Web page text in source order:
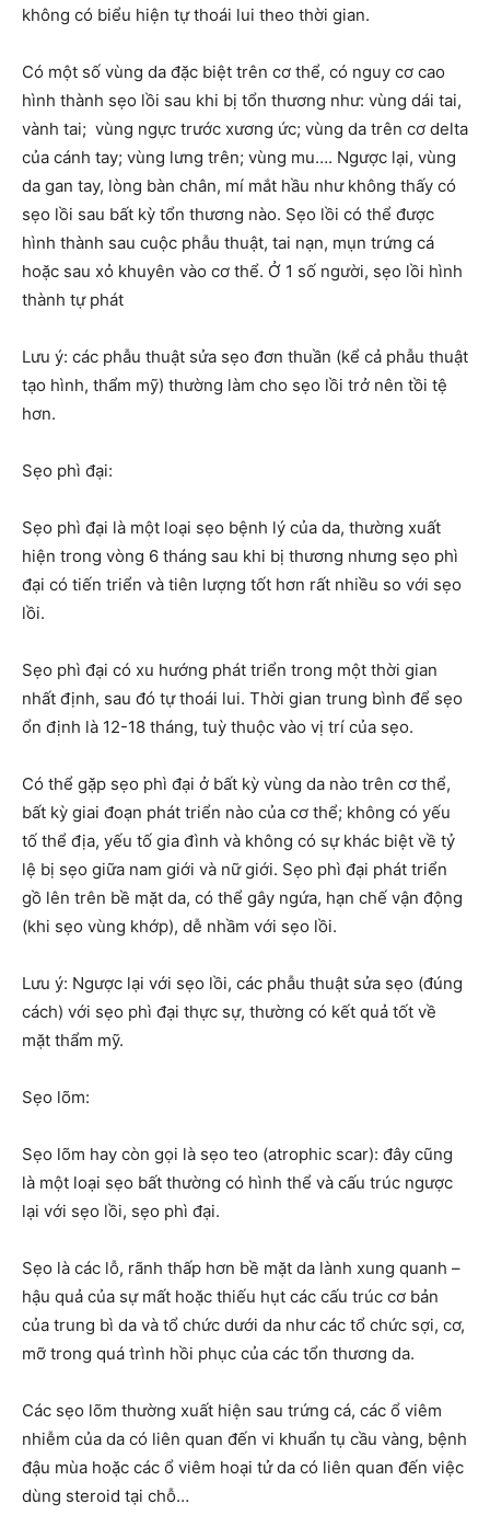
không có biểu hiện tự thoái lui theo thời gian.
Có một số vùng da đặc biệt trên cơ thể, có nguy cơ cao
hình thành sẹo lồi sau khi bị tổn thương như: vùng dái tai,
vành tai; vùng ngực trước xương ức; vùng da trên cơ delta
của cánh tay; vùng lưng trên; vùng mu…. Ngược lại, vùng
da gan tay, lòng bàn chân, mí mắt hầu như không thấy có
sẹo lồi sau bất kỳ tổn thương nào. Sẹo lồi có thể được
hình thành sau cuộc phẫu thuật, tai nạn, mụn trứng cá
hoặc sau xỏ khuyên vào cơ thể. Ở 1 số người, sẹo lồi hình
thành tự phát
Lưu ý: các phẫu thuật sửa sẹo đơn thuần (kể cả phẫu thuật
tạo hình, thẩm mỹ) thường làm cho sẹo lồi trở nên tồi tệ
hơn.
Sẹo phì đại:
Sẹo phì đại là một loại sẹo bệnh lý của da, thường xuất
hiện trong vòng 6 tháng sau khi bị thương nhưng sẹo phì
đại có tiến triển và tiên lượng tốt hơn rất nhiều so với sẹo
lồi.
Sẹo phì đại có xu hướng phát triển trong một thời gian
nhất định, sau đó tự thoái lui. Thời gian trung bình để sẹo
ổn định là 12-18 tháng, tuỳ thuộc vào vị trí của sẹo.
Có thể gặp sẹo phì đại ở bất kỳ vùng da nào trên cơ thể,
bất kỳ giai đoạn phát triển nào của cơ thể; không có yếu
tố thể địa, yếu tố gia đình và không có sự khác biệt về tỷ
lệ bị sẹo giữa nam giới và nữ giới. Sẹo phì đại phát triển
gồ lên trên bề mặt da, có thể gây ngứa, hạn chế vận động
(khi sẹo vùng khớp), dễ nhầm với sẹo lồi.
Lưu ý: Ngược lại với sẹo lồi, các phẫu thuật sửa sẹo (đúng
cách) với sẹo phì đại thực sự, thường có kết quả tốt về
mặt thẩm mỹ.
Sẹo lõm:
Sẹo lõm hay còn gọi là sẹo teo (atrophic scar): đây cũng
là một loại sẹo bất thường có hình thể và cấu trúc ngược
lại với sẹo lồi, sẹo phì đại.
Sẹo là các lỗ, rãnh thấp hơn bề mặt da lành xung quanh –
hậu quả của sự mất hoặc thiếu hụt các cấu trúc cơ bản
của trung bì da và tổ chức dưới da như các tổ chức sợi, cơ,
mỡ trong quá trình hồi phục của các tổn thương da.
Các sẹo lõm thường xuất hiện sau trứng cá, các ổ viêm
nhiễm của da có liên quan đến vi khuẩn tụ cầu vàng, bệnh
đậu mùa hoặc các ổ viêm hoại tử da có liên quan đến việc
dùng steroid tại chỗ…